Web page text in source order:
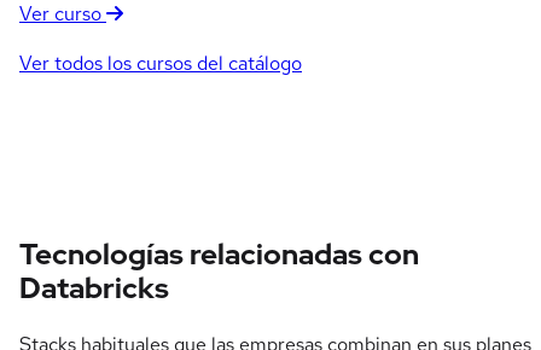
Ver curso
Ver todos los cursos del catálogo
Tecnologías relacionadas con
Databricks
Stacks habituales que las empresas combinan en sus planes